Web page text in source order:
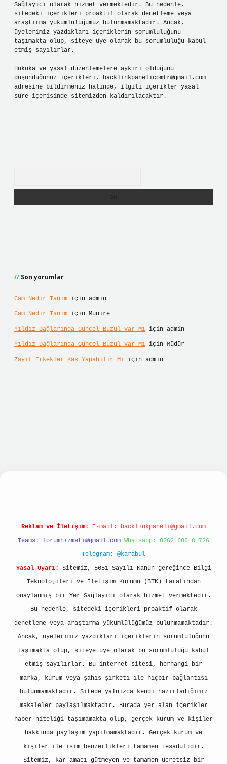
Sağlayıcı olarak hizmet vermektedir. Bu nedenle,
sitedeki içerikleri proaktif olarak denetleme veya
araştırma yükümlülüğümüz bulunmamaktadır. Ancak,
üyelerimiz yazdıkları içeriklerin sorumluluğunu
taşımakta olup, siteye üye olarak bu sorumluluğu kabul
etmiş sayılırlar.
Hukuka ve yasal düzenlemelere aykırı olduğunu
düşündüğünüz içerikleri, backlinkpanelicomtr@gmail.com
adresine bildirmeniz halinde, ilgili içerikler yasal
süre içerisinde sitemizden kaldırılacaktır.
Son yorumlar
Cam Nedir Tanım için admin
Cam Nedir Tanım için Münire
Yıldız Dağlarında Güncel Buzul Var Mı için admin
Yıldız Dağlarında Güncel Buzul Var Mı için Müdür
Zayıf Erkekler Kas Yapabilir Mi için admin
Reklam ve İletişim: E-mail: backlinkpaneli@gmail.com
Teams: forumhizmeti@gmail.com Whatsapp: 0262 606 0 726
Telegram: @karabul
Yasal Uyarı:
Sitemiz, 5651 Sayılı Kanun gereğince Bilgi
Teknolojileri ve İletişim Kurumu (BTK) tarafından
onaylanmış bir Yer Sağlayıcı olarak hizmet vermektedir.
Bu nedenle, sitedeki içerikleri proaktif olarak
denetleme veya araştırma yükümlülüğümüz bulunmamaktadır.
Ancak, üyelerimiz yazdıkları içeriklerin sorumluluğunu
taşımakta olup, siteye üye olarak bu sorumluluğu kabul
etmiş sayılırlar. Bu internet sitesi, herhangi bir
marka, kurum veya şahıs şirketi ile hiçbir bağlantısı
bulunmamaktadır. Sitede yalnızca kendi hazırladığımız
makaleler paylaşılmaktadır. Burada yer alan içerikler
haber niteliği taşımamakta olup, gerçek kurum ve kişiler
hakkında paylaşım yapılmamaktadır. Gerçek kurum ve
kişiler ile isim benzerlikleri tamamen tesadüfidir.
Sitemiz, kar amacı gütmeyen ve tamamen ücretsiz bir